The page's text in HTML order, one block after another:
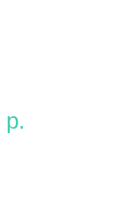
р.